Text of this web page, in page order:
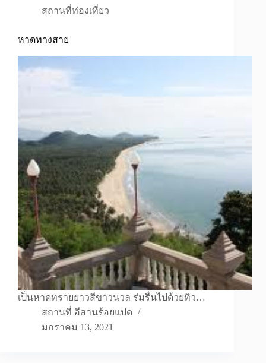
สถานที่ท่องเที่ยว
หาดทางสาย
เป็นหาดทรายยาวสีขาวนวล ร่มรื่นไปด้วยทิว…
สถานที่ อีสานร้อยแปด
มกราคม 13, 2021